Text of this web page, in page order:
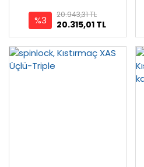
%3 20.315,01 TL
20.943,31 TL